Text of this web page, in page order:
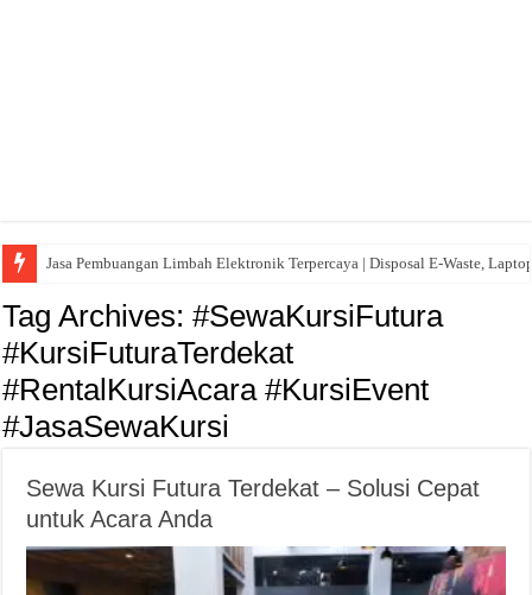
Jasa Pembuangan Limbah Elektronik Terpercaya | Disposal E-Waste,
Tag Archives:#SewaKursiFutura
#KursiFuturaTerdekat
#RentalKursiAcara #KursiEvent
#JasaSewaKursi
Sewa Kursi Futura Terdekat – Solusi Cepat
untuk Acara Anda